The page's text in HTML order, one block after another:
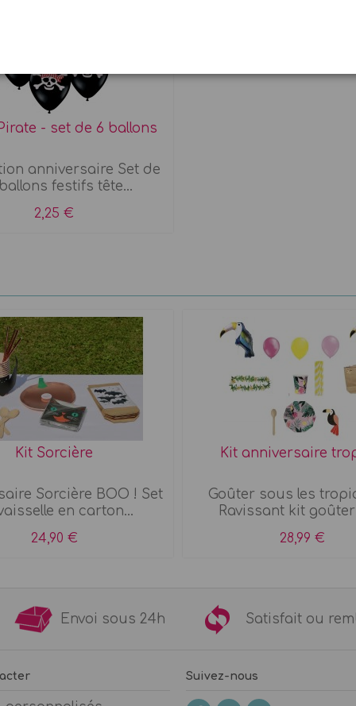
- set de 6 ballons
anniversaire Set de
festifs tête...
2,25 €
Kit Sorcière
Sorcière BOO ! Set
en carton...
24,90 €
Kit anniversaire
Goûter sous les
Ravissant kit goûter
28,99 €
Envoi sous 24h Satisfait ou
Suivez-nous